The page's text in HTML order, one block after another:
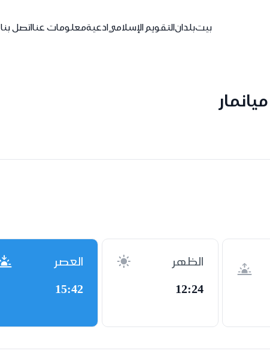
بيتبلدانالتقويم الإسلاميادعيةمعلومات عنااتصل بنا
الظهر
12:24
العصر
15:42